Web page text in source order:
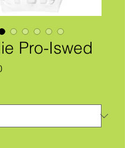
Pro-Iswed
Price